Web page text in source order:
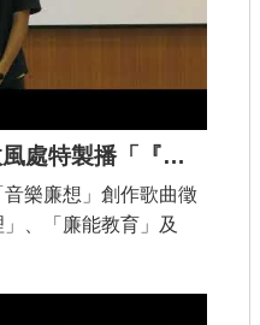
【轉知】苗栗縣政府政風處特製播「『音樂廉想』創作歌曲」影音
樂廉想」創作歌曲徵
、「廉能教育」及
創作之中，並製播3